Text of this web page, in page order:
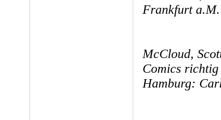
Frankfurt
McCloud,
Comics richtig
Hamburg: